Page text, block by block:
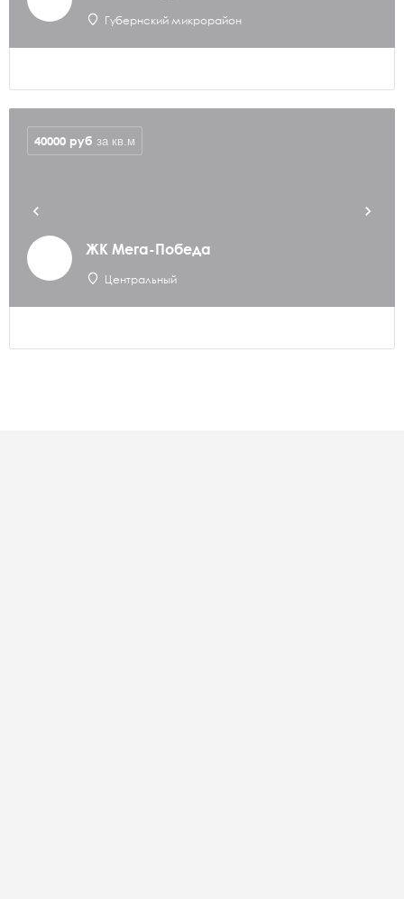
Губернский микрорайон
ЖК Мега-Победа
Центральный
40000 руб за кв.м